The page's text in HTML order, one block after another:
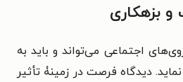
بزهکاری
اجتماعی می‌تواند و باید به
دیدگاه فرصت در زمینۀ تأثیر